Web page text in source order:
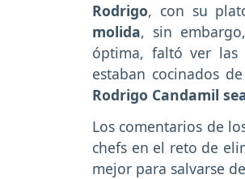
Rodrigo, con su
molida, sin
óptima, faltó ver las
estaban cocinados
Rodrigo Candamil
Los comentarios de
chefs en el reto de
mejor para salvarse